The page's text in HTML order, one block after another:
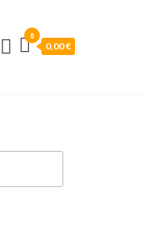
0
0,00 €